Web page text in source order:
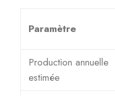
Paramètre
Production annuelle
estimée